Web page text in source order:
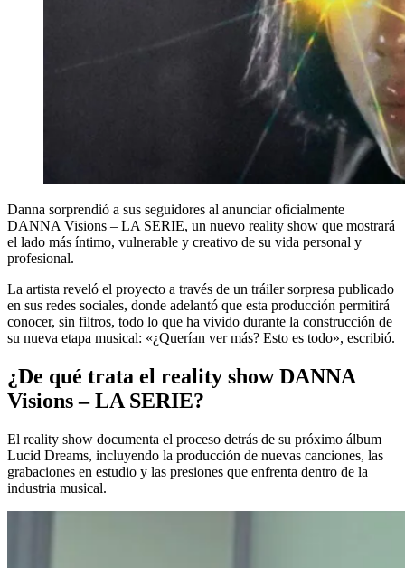
Danna sorprendió a sus seguidores al anunciar oficialmente
DANNA Visions – LA SERIE, un nuevo reality show que mostrará
el lado más íntimo, vulnerable y creativo de su vida personal y
profesional.
La artista reveló el proyecto a través de un tráiler sorpresa publicado
en sus redes sociales, donde adelantó que esta producción permitirá
conocer, sin filtros, todo lo que ha vivido durante la construcción de
su nueva etapa musical: «¿Querían ver más? Esto es todo», escribió.
¿De qué trata el reality show DANNA
Visions – LA SERIE?
El reality show documenta el proceso detrás de su próximo álbum
Lucid Dreams, incluyendo la producción de nuevas canciones, las
grabaciones en estudio y las presiones que enfrenta dentro de la
industria musical.